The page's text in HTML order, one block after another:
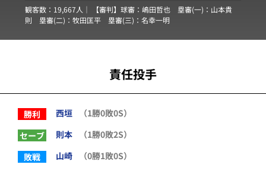
観客数：19,667人｜ 【審判】球審： 嶋田哲也 塁審(一)： 山本貴
則 塁審(二)： 牧田匡平 塁審(三)： 名幸一明
責任投手
勝利 西垣
（1勝0敗0S）
セーブ
則本
（1勝0敗2S）
敗戦
山崎 （0勝1敗0S）